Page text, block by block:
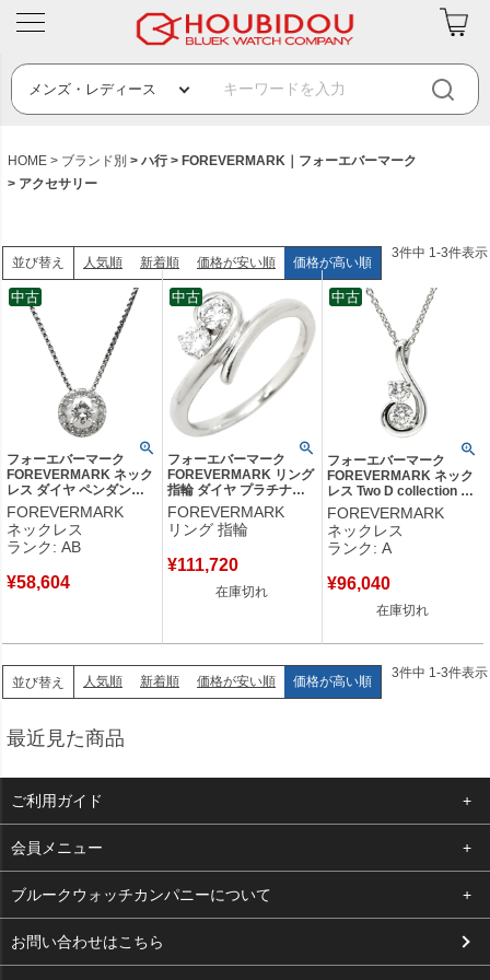
HOME ブランド別 ハ行
FOREVERMARK｜フォーエバーマーク
アクセサリー
並び替え 人気順 新着順 価格が安い順 価格が高い順
3件中 1-3件表示
フォーエバーマーク
FOREVERMARK ネック
レス ダイヤ ペンダント
プラチナシルバー プラチ
ナ 【中古】中古品
FOREVERMARK
ネックレス
ランク: AB
¥58,604
中古
フォーエバーマーク
FOREVERMARK リング
指輪 ダイヤ プラチナシ
ルバー Pt900 2P 2石 2粒
トワエモア スワール ツ
イスト ブライダル マリ
FOREVERMARK
リング 指輪
¥111,720
在庫切れ
中古
フォーエバーマーク
FOREVERMARK ネック
レス Two D collection V2
ダイヤ ペンダント プラチ
ナシルバー 2Pダイヤ
PDPCF66202 【箱】
【中古】中古美品
FOREVERMARK
ネックレス
ランク: A
¥96,040
在庫切れ
中古
並び替え 人気順 新着順 価格が安い順 価格が高い順
3件中 1 -3件表示
最近見た商品
ご利用ガイド
よくある質問
支払い・送料
お客様の声
会員メニュー
ログイン
お気に入り
ブルークウォッチカンパニーについて
会社概要
お問い合わせはこちら